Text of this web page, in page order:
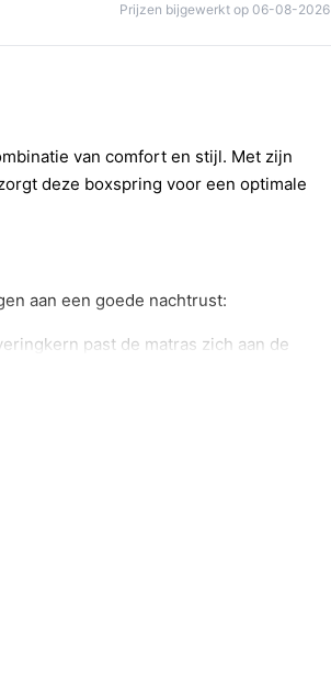
Prijzen bijgewerkt op 06-08-2026
van comfort en stijl. Met zijn
deze boxspring voor een optimale
aan een goede nachtrust:
past de matras zich aan de
uitstekende drukverdeling.